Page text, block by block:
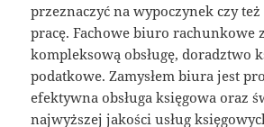
przeznaczyć na wypoczynek czy
pracę. Fachowe biuro rachunkowe
kompleksową obsługę, doradztwo
podatkowe. Zamysłem biura jest
efektywna obsługa księgowa oraz
najwyższej jakości usług